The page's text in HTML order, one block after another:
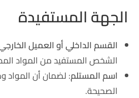
الجهة المستفيدة
القسم الداخلي أو العميل
الشخص المستفيد من المواد
اسم المستلم: لضمان أن المواد
الصحيحة.